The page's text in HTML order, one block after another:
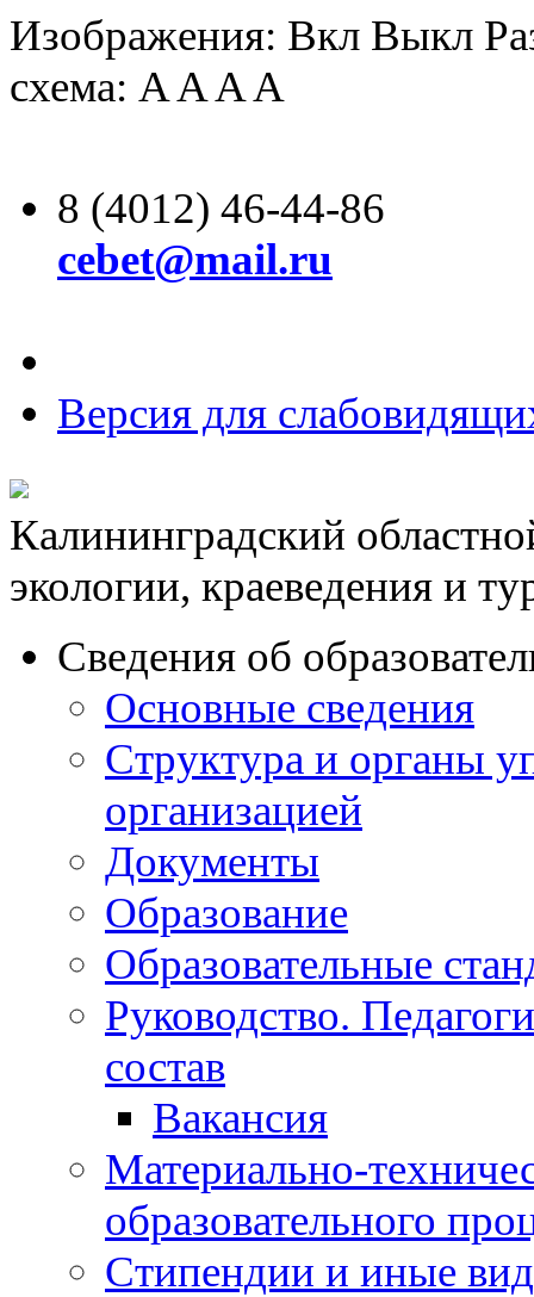
Изображения: Вкл Выкл
схема: AAAA
8 (4012) 46-44-86
cebet@mail.ru
Версия для
Калининградский
экологии, краеведения и
Сведения об
Основные сведения
Структура и органы
организацией
Документы
Образование
Образовательные
Руководство.
состав
Вакансия
Материально-
образовательного
Стипендии и иные